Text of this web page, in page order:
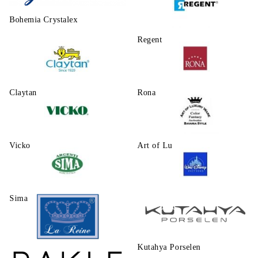
Bohemia Crystalex
Regent
Claytаn Rona
Vicko Art of Luxury Ware
Sima
La Reine Kutahya Porselen